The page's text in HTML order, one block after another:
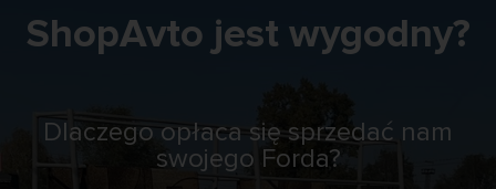
ShopAvto jest wygodny?
Dlaczego opłaca się sprzedać nam
swojego Forda?